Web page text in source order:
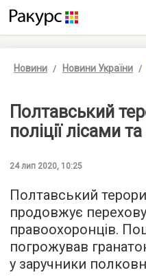
Новини Новини України
Полтавський
поліції лісами
24 лип 2020, 10:25
Полтавський
продовжує
правоохоронців.
погрожував
у заручники